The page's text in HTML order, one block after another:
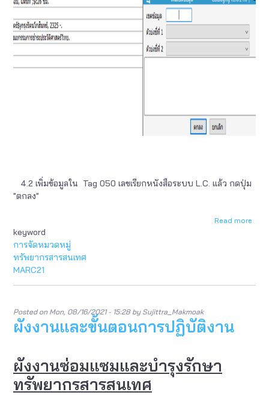
4.2 เพิ่มข้อมูลใน Tag 050 เลขเรียกหนังสือระบบ L.C. แล้ว กดปุ่ม
"ตกลง"
Read more
การ
keyword
การจัดหมวดหมู่
ทรัพยากรสารสนเทศ
MARC21
Posted on Mon, 08/16/2021 - 15:28by Sujittra_Makmoak
ผังงานและขั้นตอนการปฏิบัติงาน
ผังงานซ่อมแซมและบำรุงรักษา
ทรัพยากรสารสนเทศ